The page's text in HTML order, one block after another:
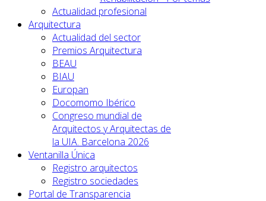
Actualidad profesional
Arquitectura
Actualidad del sector
Premios Arquitectura
BEAU
BIAU
Europan
Docomomo Ibérico
Congreso mundial de
Arquitectos y Arquitectas de
la UIA. Barcelona 2026
Ventanilla Única
Registro arquitectos
Registro sociedades
Portal de Transparencia